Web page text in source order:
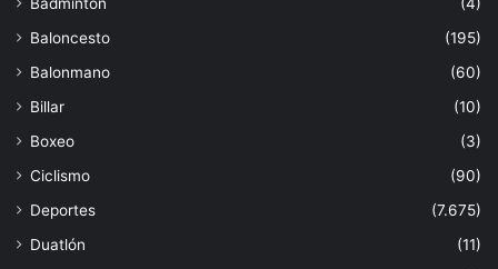
Bádminton
(4)
Baloncesto
(195)
Balonmano
(60)
Billar
(10)
Boxeo
(3)
Ciclismo
(90)
Deportes
(7.675)
Duatlón
(11)